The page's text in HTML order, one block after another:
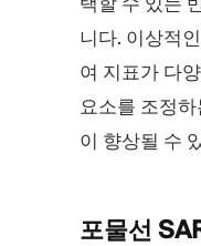
니다. 이상적
여 지표가 다
요소를 조정
이 향상될 수
포물선